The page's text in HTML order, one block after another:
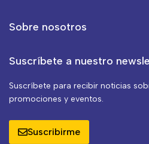
Sobre nosotros
Suscríbete a nuestro
Suscríbete para recibir noticias
promociones y eventos.
Suscribirme